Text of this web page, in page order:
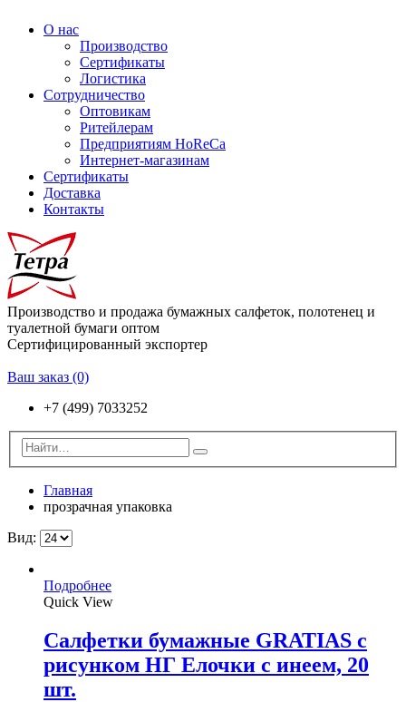
О нас
Производство
Сертификаты
Логистика
Сотрудничество
Оптовикам
Ритейлерам
Предприятиям HoReCa
Интернет-магазинам
Сертификаты
Доставка
Контакты
Производство и продажа бумажных салфеток, полотенец и
туалетной бумаги оптом
Сертифицированный экспортер
Ваш заказ (0)
+7 (499) 7033252
Главная
прозрачная упаковка
Вид:
Подробнее
Quick View
Салфетки бумажные GRATIAS с
рисунком НГ Елочки с инеем, 20
шт.